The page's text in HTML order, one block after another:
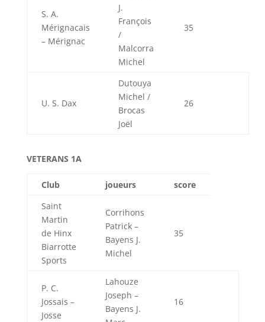
S. A.
Mérignacais
– Mérignac
J.
François
/
Malcorra
Michel
35
U. S. Dax
Dutouya
Michel /
Brocas
Joël
26
VETERANS 1A
Club joueurs
score
Saint
Martin
de Hinx
Biarrotte
Sports
Corrihons
Patrick –
Bayens J.
Michel
35
P. C.
Jossais –
Josse
Lahouze
Joseph –
Bayens J.
16